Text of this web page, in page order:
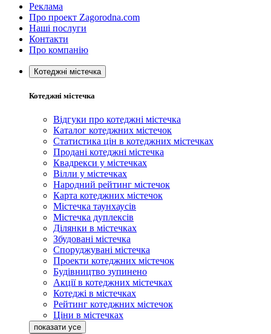
Реклама
Про проект Zagorodna.com
Наші послуги
Контакти
Про компанію
Котеджні містечка
Котеджні містечка
Відгуки про котеджні містечка
Каталог котеджних містечок
Статистика цін в котеджних містечках
Продані котеджні містечка
Квадрекси у містечках
Вілли у містечках
Народний рейтинг містечок
Карта котеджних містечок
Містечка таунхаусів
Містечка дуплексів
Ділянки в містечках
Збудовані містечка
Споруджувані містечка
Проекти котеджних містечок
Будівництво зупинено
Акції в котеджних містечках
Котеджі в містечках
Рейтинг котеджних містечок
Ціни в містечках